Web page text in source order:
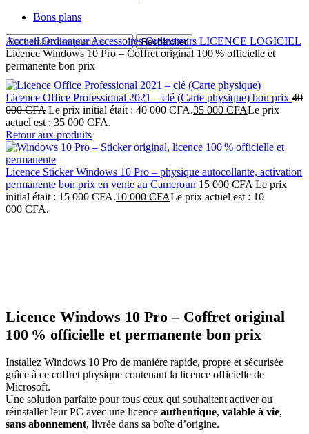
Bons plans
Rechercher
AccueilOrdinateurAccessoires Ordinateurs LICENCE LOGICIEL
Licence Windows 10 Pro – Coffret original 100 % officielle et
permanente bon prix
Licence Office Professional 2021 – clé (Carte physique) bon prix 40
000CFA Le prix initial était : 40 000 CFA.35 000 CFALe prix
actuel est : 35 000 CFA.
Retour aux produits
Licence Sticker Windows 10 Pro – physique autocollante, activation
permanente bon prix en vente au Cameroun 15 000CFA Le prix
initial était : 15 000 CFA.10 000 CFALe prix actuel est : 10
000 CFA.
Licence Windows 10 Pro – Coffret original
100 % officielle et permanente bon prix
Installez Windows 10 Pro de manière rapide, propre et sécurisée
grâce à ce coffret physique contenant la licence officielle de
Microsoft.
Une solution parfaite pour tous ceux qui souhaitent activer ou
réinstaller leur PC avec une licence authentique, valable à vie,
sans abonnement, livrée dans sa boîte d’origine.